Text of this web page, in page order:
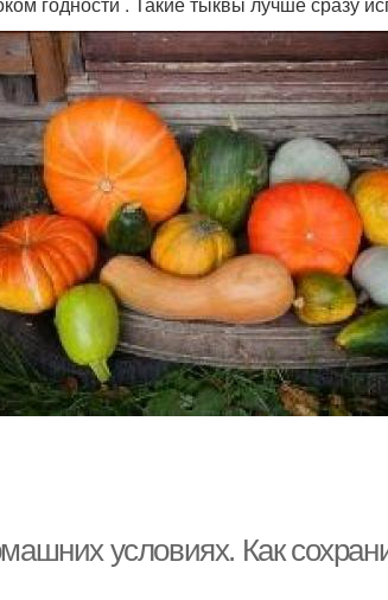
условиях. Как